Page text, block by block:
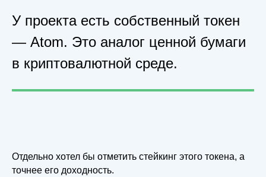
У проекта есть собственный токен
— Atom. Это аналог ценной бумаги
в криптовалютной среде.
Отдельно хотел бы отметить стейкинг этого токена, а
точнее его доходность.